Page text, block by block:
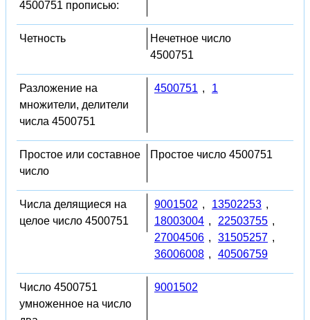
4500751 прописью:
Четность
Нечетное число
4500751
Разложение на
множители, делители
числа 4500751
4500751 , 1
Простое или составное
число
Простое число 4500751
Числа делящиеся на
целое число 4500751
9001502 , 13502253 ,
18003004 , 22503755 ,
27004506 , 31505257 ,
36006008 , 40506759
Число 4500751
умноженное на число
9001502